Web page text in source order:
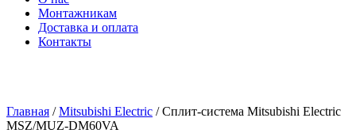
Монтажникам
Доставка и оплата
Контакты
Главная /Mitsubishi Electric / Сплит-система Mitsubishi Electric
MSZ/MUZ-DM60VA